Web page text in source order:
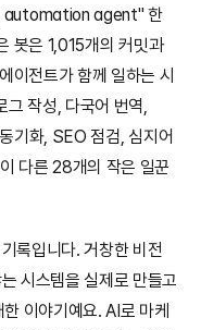
agent" 한
봇은 1,015개의 커밋과
이전트가 함께 일하는 시
그 작성, 다국어 번역,
기화, SEO 점검, 심지어
다른 28개의 작은 일꾼
록입니다. 거창한 비전
시스템을 실제로 만들고
이야기예요. AI로 마케